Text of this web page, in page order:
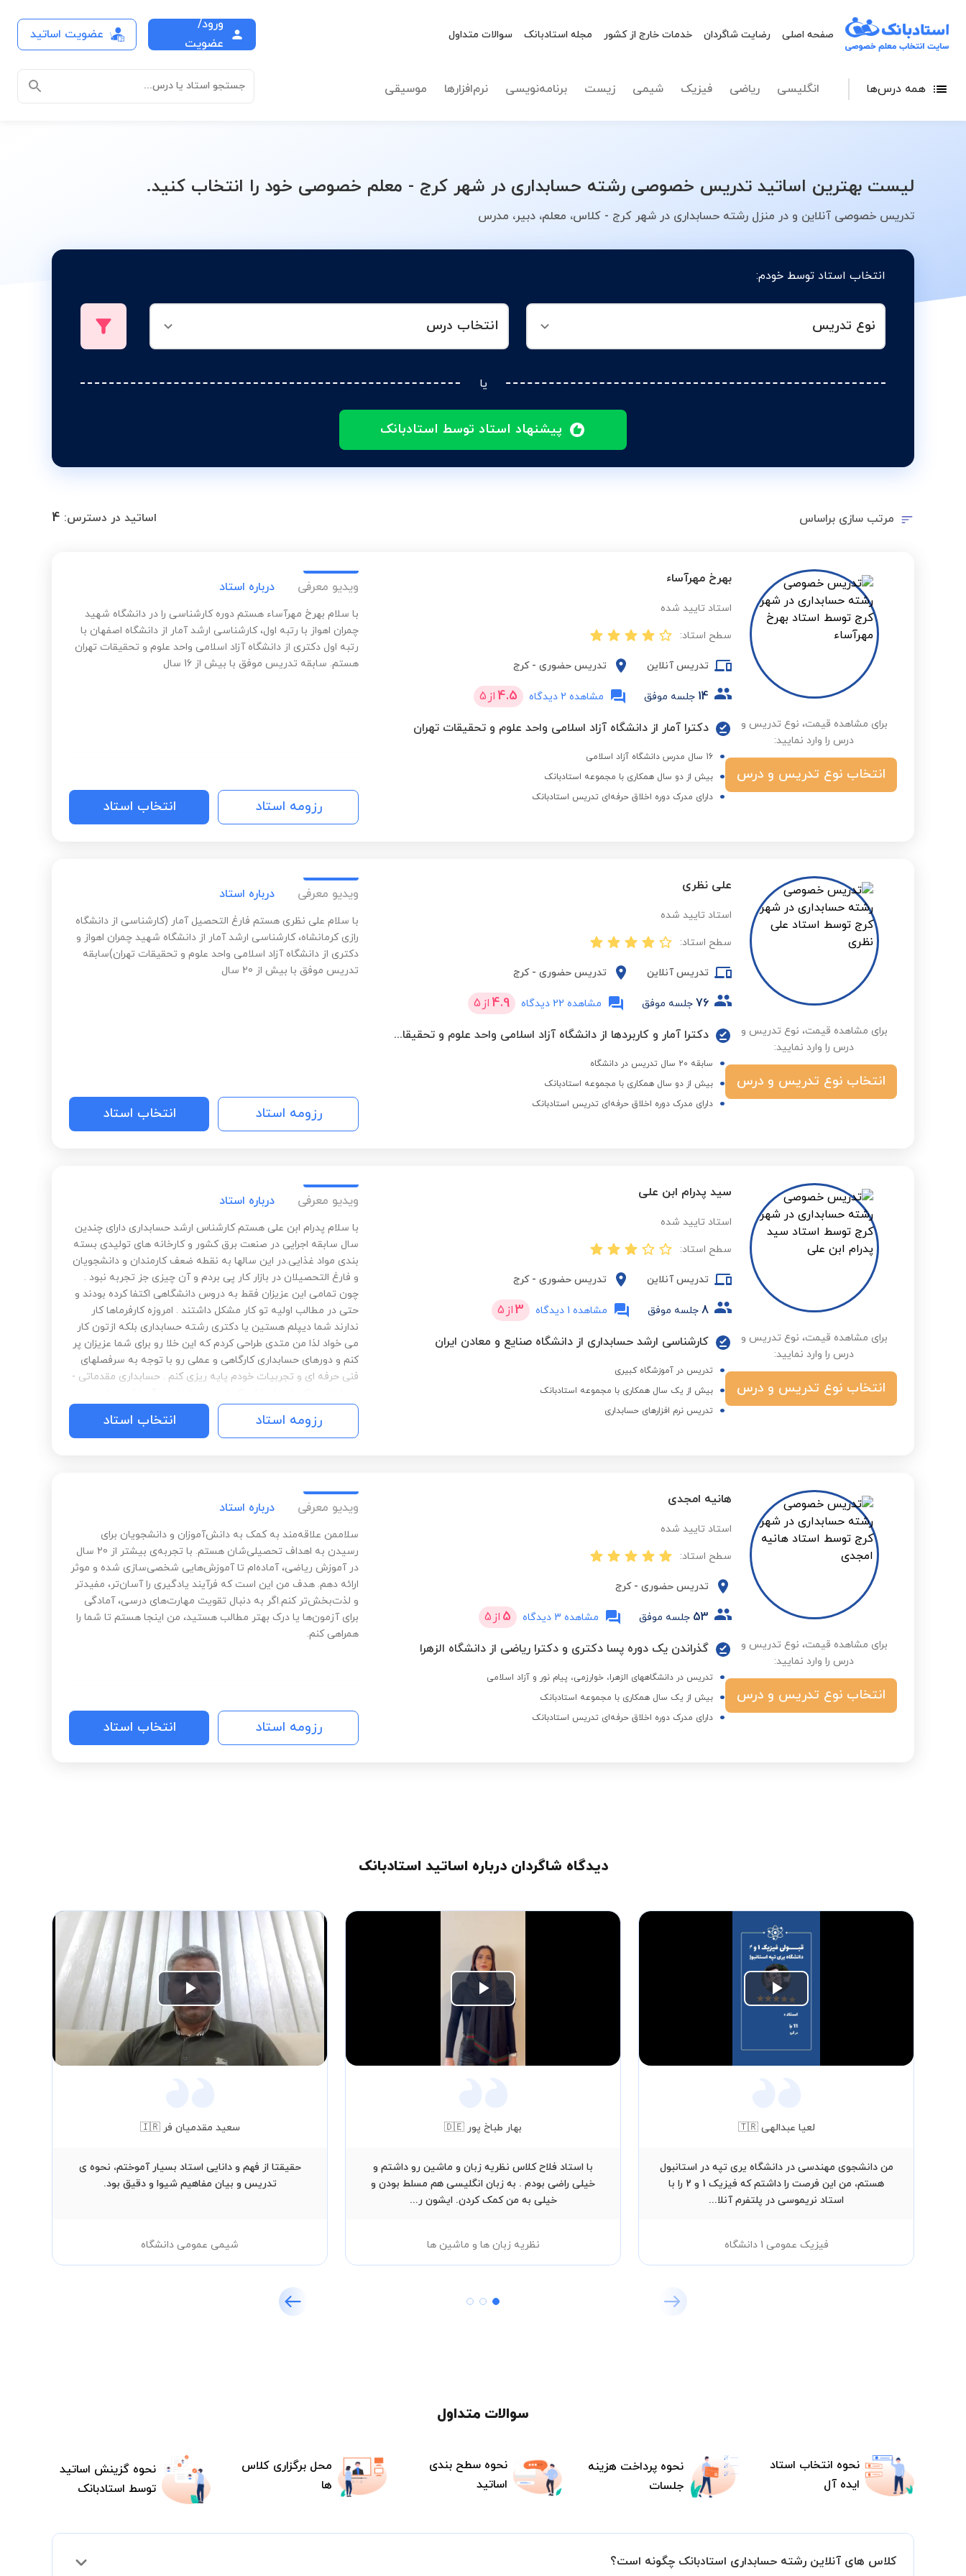
صفحه اصلی رضایت شاگردان خدمات خارج از کشور مجله استادبانک سوالات متداول
ورود/
عضویت
عضویت اساتید
همه درس‌ها انگلیسی ریاضی فیزیک شیمی زیست برنامه‌نویسی نرم‌افزارها موسیقی جستجو استاد یا درس...
لیست بهترین اساتید تدریس خصوصی رشته حسابداری در شهر کرج - معلم خصوصی خود را انتخاب کنید.
تدریس خصوصی آنلاین و در منزل رشته حسابداری در شهر کرج - کلاس، معلم، دبیر، مدرس
انتخاب استاد توسط خودم:
نوع تدریس انتخاب درس
یا
پیشنهاد استاد توسط استادبانک
نوع تدریس
مرتب سازی براساس اساتید در دسترس: 4
برای مشاهده قیمت، نوع تدریس و
درس را وارد نمایید:
انتخاب نوع تدریس و درس
بهرخ مهرآساء
استاد تایید شده
سطح استاد:
تدریس آنلاین تدریس حضوری - کرج
14 جلسه موفق مشاهده 2 دیدگاه 4.5 از 5
دکترا آمار از دانشگاه آزاد اسلامی واحد علوم و تحقیقات تهران
16 سال مدرس دانشگاه آزاد اسلامی
بیش از دو سال همکاری با مجموعه استادبانک
دارای مدرک دوره اخلاق حرفه‌ای تدریس استادبانک
ویدیو معرفی درباره استاد
با سلام بهرخ مهرآساء هستم دوره کارشناسی را در دانشگاه شهید
چمران اهواز با رتبه اول، کارشناسی ارشد آمار از دانشگاه اصفهان با
رتبه اول دکتری از دانشگاه آزاد اسلامی واحد علوم و تحقیقات تهران
هستم. سابقه تدریس موفق با بیش از 16 سال
رزومه استاد انتخاب استاد
برای مشاهده قیمت، نوع تدریس و
درس را وارد نمایید:
انتخاب نوع تدریس و درس
علی نظری
استاد تایید شده
سطح استاد:
تدریس آنلاین تدریس حضوری - کرج
76 جلسه موفق مشاهده 22 دیدگاه 4.9 از 5
دکترا آمار و کاربردها از دانشگاه آزاد اسلامی واحد علوم و تحقیقات تهران
سابقه 20 سال تدریس در دانشگاه
بیش از دو سال همکاری با مجموعه استادبانک
دارای مدرک دوره اخلاق حرفه‌ای تدریس استادبانک
ویدیو معرفی درباره استاد
با سلام علی نظری هستم فارغ التحصیل آمار (کارشناسی از دانشگاه
رازی کرمانشاه، کارشناسی ارشد آمار از دانشگاه شهید چمران اهواز و
دکتری از دانشگاه آزاد اسلامی واحد علوم و تحقیقات تهران)سابقه
تدریس موفق با بیش از 20 سال
رزومه استاد انتخاب استاد
برای مشاهده قیمت، نوع تدریس و
درس را وارد نمایید:
انتخاب نوع تدریس و درس
سید پدرام ابن علی
استاد تایید شده
سطح استاد:
تدریس آنلاین تدریس حضوری - کرج
8 جلسه موفق مشاهده 1 دیدگاه 3از 5
کارشناسی ارشد حسابداری از دانشگاه صنایع و معادن ایران
تدریس در آموزشگاه کبیری
بیش از یک سال همکاری با مجموعه استادبانک
تدریس نرم افزارهای حسابداری
ویدیو معرفی درباره استاد
با سلام پدرام ابن علی هستم کارشناس ارشد حسابداری دارای چندین
سال سابقه اجرایی در صنعت برق کشور و کارخانه های تولیدی بسته
بندی مواد غذایی.در این سالها به نقطه ضعف کارمندان و دانشجویان
و فارغ التحصیلان در بازار کار پی بردم و آن چیزی جز تجربه نبود .
چون تمامی این عزیزان فقط به دروس دانشگاهی اکتفا کرده بودند و
حتی در مطالب اولیه تو کار مشکل داشتند . امروزه کارفرماها کار
ندارند شما دیپلم هستین یا دکتری رشته حسابداری بلکه ازتون کار
می خواد لذا من متدی طراحی کردم که این خلا رو برای شما عزیزان پر
کنم و دورهای حسابداری کارگاهی و عملی رو با توجه به سرفصلهای
فنی حرفه ای و تجربیات خودم پایه ریزی کنم . حسابداری مقدماتی -
حقوق و دستمزد و محاسبه در اکسل آموزش نرم افزارهای مالی
سپیدار و هلو کاملا با مثالهای عملی و پروژه محور
رزومه استاد انتخاب استاد
برای مشاهده قیمت، نوع تدریس و
درس را وارد نمایید:
انتخاب نوع تدریس و درس
هانیه امجدی
استاد تایید شده
سطح استاد:
تدریس حضوری - کرج
53 جلسه موفق مشاهده 3 دیدگاه 5 از 5
گذراندن یک دوره پسا دکتری و دکترا ریاضی از دانشگاه الزهرا
تدریس در دانشگاههای الزهرا، خوارزمی، پیام نور و آزاد اسلامی
بیش از یک سال همکاری با مجموعه استادبانک
دارای مدرک دوره اخلاق حرفه‌ای تدریس استادبانک
ویدیو معرفی درباره استاد
سلاممن علاقه‌مند به کمک به دانش‌آموزان و دانشجویان برای
رسیدن به اهداف تحصیلی‌شان هستم. با تجربه‌ی بیشتر از 20 سال
در آموزش ریاضی، آماده‌ام تا آموزش‌هایی شخصی‌سازی شده و موثر
ارائه دهم. هدف من این است که فرآیند یادگیری را آسان‌تر، مفیدتر
و لذت‌بخش‌تر کنم.اگر به دنبال تقویت مهارت‌های درسی، آمادگی
برای آزمون‌ها یا درک بهتر مطالب هستید، من اینجا هستم تا شما را
همراهی کنم.
رزومه استاد انتخاب استاد
دیدگاه شاگردان درباره اساتید استادبانک
Play
لعیا عبدالهی 🇹🇷
من دانشجوی مهندسی در دانشگاه یری تپه در استانبول
هستم، من این فرصت را داشتم که فیزیک 1 و 2 را با
استاد نریموسی در پلتفرم آنلا...
فیزیک عمومی 1 دانشگاه
Play
Video
بهار طباخ پور 🇩🇪
با استاد فلاح کلاس نظریه زبان و ماشین رو داشتم و
خیلی راضی بودم . به زبان انگلیسی هم مسلط بودن و
خیلی به من کمک کردن. ایشون ر...
نظریه زبان ها و ماشین ها
Play
Video
سعید مقدمیان فر 🇮🇷
حقیقتا از فهم و دانایی استاد بسیار آموختم، نحوه ی
تدریس و بیان مفاهیم شیوا و دقیق بود.
شیمی عمومی دانشگاه
سوالات متداول
نحوه انتخاب استاد
ایده آل
نحوه پرداخت هزینه
جلسات
نحوه سطح بندی
اساتید
محل برگزاری کلاس
ها
نحوه گزینش اساتید
توسط استادبانک
کلاس های آنلاین رشته حسابداری استادبانک چگونه است؟